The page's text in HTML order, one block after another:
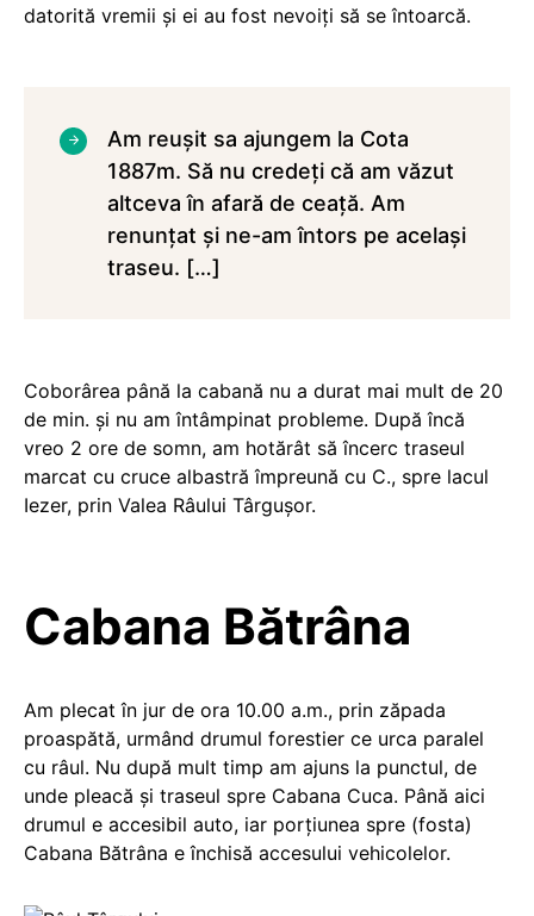
datorită vremii şi ei au fost nevoiţi să se întoarcă.
Am reuşit sa ajungem la Cota
1887m. Să nu credeţi că am văzut
altceva în afară de ceaţă. Am
renunţat şi ne-am întors pe acelaşi
traseu. […]
Coborârea până la cabană nu a durat mai mult de 20
de min. şi nu am întâmpinat probleme. După încă
vreo 2 ore de somn, am hotărât să încerc traseul
marcat cu cruce albastră împreună cu C., spre lacul
Iezer, prin Valea Râului Târguşor.
Cabana Bătrâna
Am plecat în jur de ora 10.00 a.m., prin zăpada
proaspătă, urmând drumul forestier ce urca paralel
cu râul. Nu după mult timp am ajuns la punctul, de
unde pleacă şi traseul spre Cabana Cuca. Până aici
drumul e accesibil auto, iar porţiunea spre (fosta)
Cabana Bătrâna e închisă accesului vehicolelor.